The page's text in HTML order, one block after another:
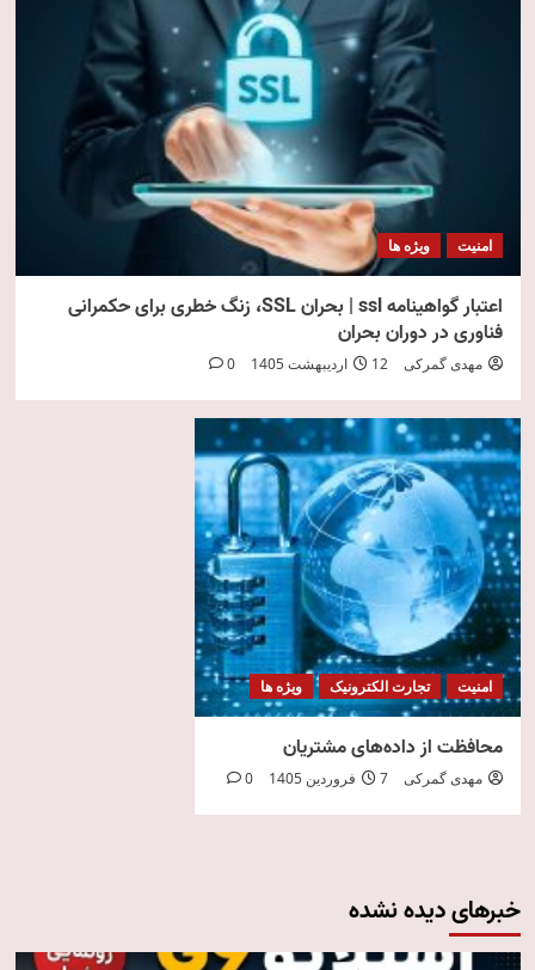
امنیت ویژه ها
اعتبار گواهینامه ssl | بحران SSL، زنگ خطری برای حکمرانی
فناوری در دوران بحران
مهدی گمرکی 12 اردیبهشت 1405 0
امنیت تجارت الکترونیک ویژه ها
محافظت از داده‌های مشتریان
مهدی گمرکی 7 فروردین 1405 0
خبرهای دیده نشده